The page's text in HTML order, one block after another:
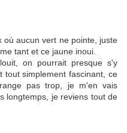
où aucun vert ne pointe, juste
tant et ce jaune inoui.
on pourrait presque s'y
tout simplement fascinant, ce
pas trop, je m'en vais
longtemps, je reviens tout de